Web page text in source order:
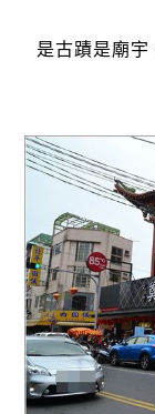
是古蹟是廟